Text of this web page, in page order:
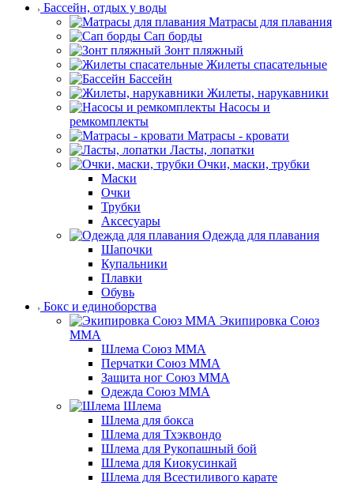
Бассейн, отдых у воды
Матрасы для плавания
Сап борды
Зонт пляжный
Жилеты спасательные
Бассейн
Жилеты, нарукавники
Насосы и
ремкомплекты
Матрасы - кровати
Ласты, лопатки
Очки, маски, трубки
Маски
Очки
Трубки
Аксесуары
Одежда для плавания
Шапочки
Купальники
Плавки
Обувь
Бокс и единоборства
Экипировка Союз
ММА
Шлема Союз ММА
Перчатки Союз ММА
Защита ног Союз ММА
Одежда Союз ММА
Шлема
Шлема для бокса
Шлема для Тхэквондо
Шлема для Рукопашный бой
Шлема для Киокусинкай
Шлема для Всестиливого карате